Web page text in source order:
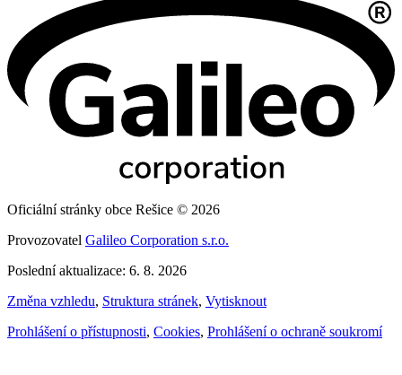
Oficiální stránky obce Rešice © 2026
Provozovatel Galileo Corporation s.r.o.
Poslední aktualizace: 6. 8. 2026
Změna vzhledu, Struktura stránek, Vytisknout
Prohlášení o přístupnosti, Cookies, Prohlášení o ochraně soukromí